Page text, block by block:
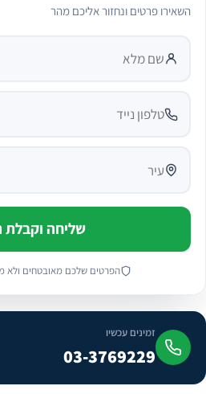
השאירו פרטים ונחזור אליכם מהר
שליחה
הפרטים שלכם מאובטחים ולא
זמינים עכשיו
03-3769229